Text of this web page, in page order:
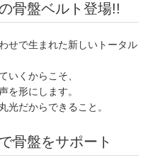
骨盤ベルト登場!!
せで生まれた新しいトータル
いくからこそ、
を形にします。
光だからできること。
骨盤をサポート